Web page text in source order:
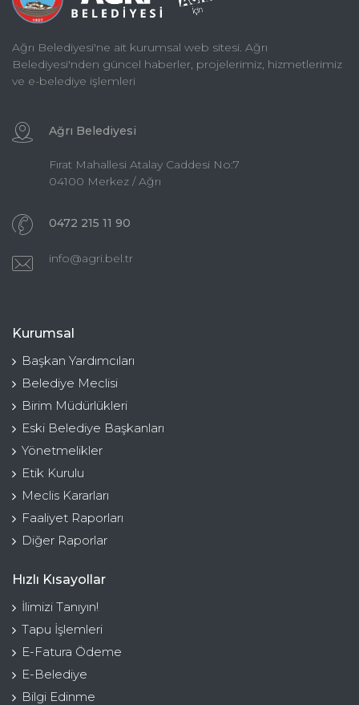
Ağrı Belediyesi'ne ait kurumsal web sitesi. Ağrı
Belediyesi'nden güncel haberler, projelerimiz, hizmetlerimiz
ve e-belediye işlemleri
Ağrı Belediyesi
Fırat Mahallesi Atalay Caddesi No:7
04100 Merkez / Ağrı
0472 215 11 90
info@agri.bel.tr
Kurumsal
Başkan Yardımcıları
Belediye Meclisi
Birim Müdürlükleri
Eski Belediye Başkanları
Yönetmelikler
Etik Kurulu
Meclis Kararları
Faaliyet Raporları
Diğer Raporlar
Hızlı Kısayollar
İlimizi Tanıyın!
Tapu İşlemleri
E-Fatura Ödeme
E-Belediye
Bilgi Edinme